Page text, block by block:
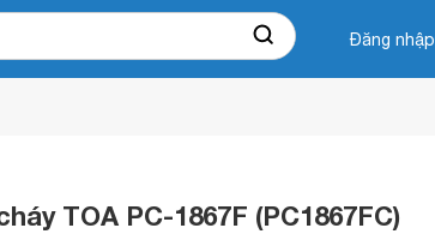
Đăng nhập
TOA PC-1867F (PC1867FC)